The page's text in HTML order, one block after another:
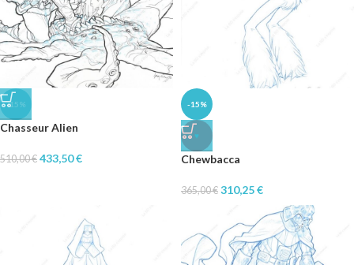
-15%
Chasseur Alien
510,00€ 433,50€
-15%
♥
Chewbacca
365,00€ 310,25€